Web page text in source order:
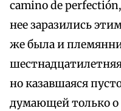
camino de
нее заразились
же была и
но казавшаяся
думающей только